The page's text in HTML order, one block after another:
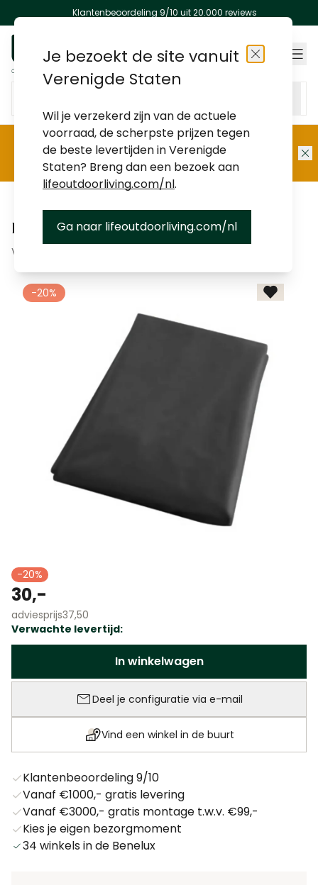
Klantenbeoordeling 9/10 uit 20.000 reviews
Ga naar de inhoud
Doorzoek de hele winkel
Winkels
Summer Sale:tot 50% korting
Parasolhoes - 300x300cm
Voor Palermo zweefparasol | Inclusief stok
-20%
-20%
30,-
adviesprijs37,50
Verwachte levertijd:
In winkelwagen
Deel je configuratie via e-mail
Vind een winkel in de buurt(wordt geopend
Klantenbeoordeling 9/10
Vanaf €1000,- gratis levering
Vanaf €3000,- gratis montage t.w.v. €99,-
Kies je eigen bezorgmoment
34 winkels in de Benelux
Je bezoekt de site vanuit
Verenigde Staten
Wil je verzekerd zijn van de actuele
voorraad, de scherpste prijzen tegen
de beste levertijden in Verenigde
Staten? Breng dan een bezoek aan
lifeoutdoorliving.com/nl.
Ga naar lifeoutdoorliving.com/nl